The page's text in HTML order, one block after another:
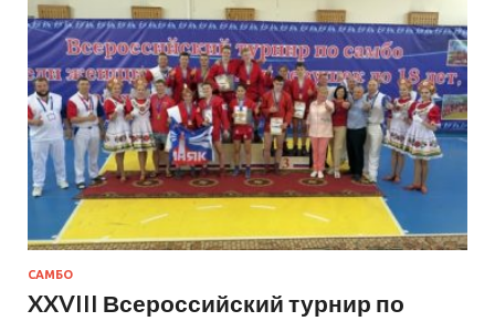
САМБО
XXVIII Всероссийский турнир по